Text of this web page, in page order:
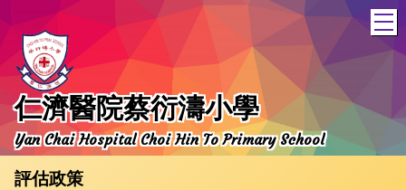
仁濟醫院蔡衍濤小學
Yan Chai Hospital Choi Hin To Primary School
評估政策